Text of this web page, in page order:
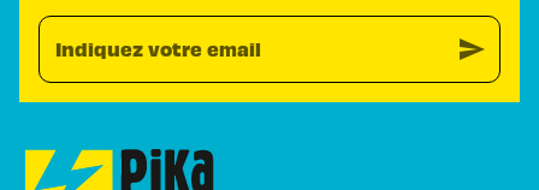
Indiquez votre email send